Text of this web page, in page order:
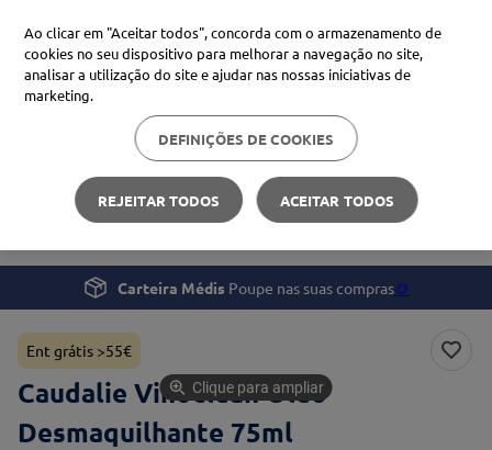
Procure no Marketplace Médis
Pesquisas mais comuns
xiaomi
4º cerave
Beleza e Cuidado pessoal
Caudalie Vinoclean Óleo Desmaquilhante
Carteira Médis Poupe nas suas compras🪙
Ent grátis >55€
Caudalie Vinoclean Óleo
Desmaquilhante 75ml
Clique para ampliar
Ao clicar em "Aceitar todos", concorda com o armazenamento de
cookies no seu dispositivo para melhorar a navegação no site,
analisar a utilização do site e ajudar nas nossas iniciativas de
marketing.
DEFINIÇÕES DE COOKIES
REJEITAR TODOS ACEITAR TODOS